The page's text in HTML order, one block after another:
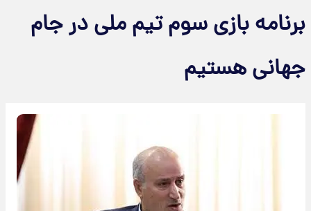
برنامه بازی سوم تیم ملی در جام
جهانی هستیم